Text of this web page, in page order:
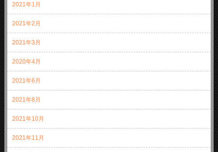
2021年1月
2021年2月
2021年3月
2020年4月
2021年6月
2021年8月
2021年10月
2021年11月